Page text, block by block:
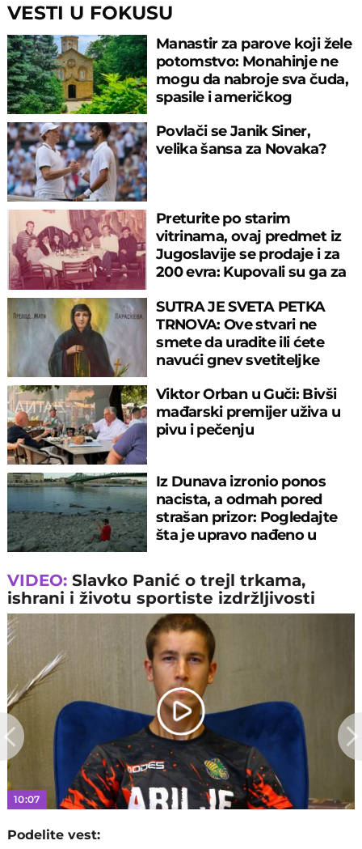
VESTI U FOKUSU
Manastir za parove koji žele
potomstvo: Monahinje ne
mogu da nabroje sva čuda,
spasile i američkog
Povlači se Janik Siner,
velika šansa za Novaka?
Preturite po starim
vitrinama, ovaj predmet iz
Jugoslavije se prodaje i za
200 evra: Kupovali su ga za
SUTRA JE SVETA PETKA
TRNOVA: Ove stvari ne
smete da uradite ili ćete
navući gnev svetiteljke
Viktor Orban u Guči: Bivši
mađarski premijer uživa u
pivu i pečenju
Iz Dunava izronio ponos
nacista, a odmah pored
strašan prizor: Pogledajte
šta je upravo nađeno u
VIDEO:Slavko Panić o trejl trkama,
ishrani i životu sportiste izdržljivosti
Play
Video
10:07
Podelite vest: